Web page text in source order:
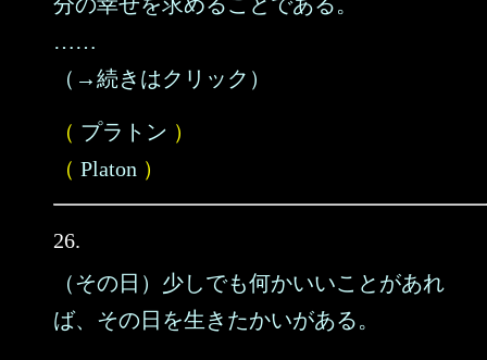
……
（→続きはクリック）
（ プラトン ）
（ Platon ）
26.
（その日）少しでも何かいいことがあれ
ば、その日を生きたかいがある。